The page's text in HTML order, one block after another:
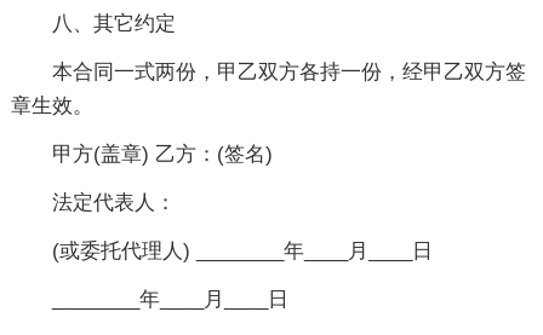
八、其它约定
本合同一式两份，甲乙双方各持一份，经甲乙双方签
章生效。
甲方(盖章) 乙方：(签名)
法定代表人：
(或委托代理人) ________年____月____日
________年____月____日